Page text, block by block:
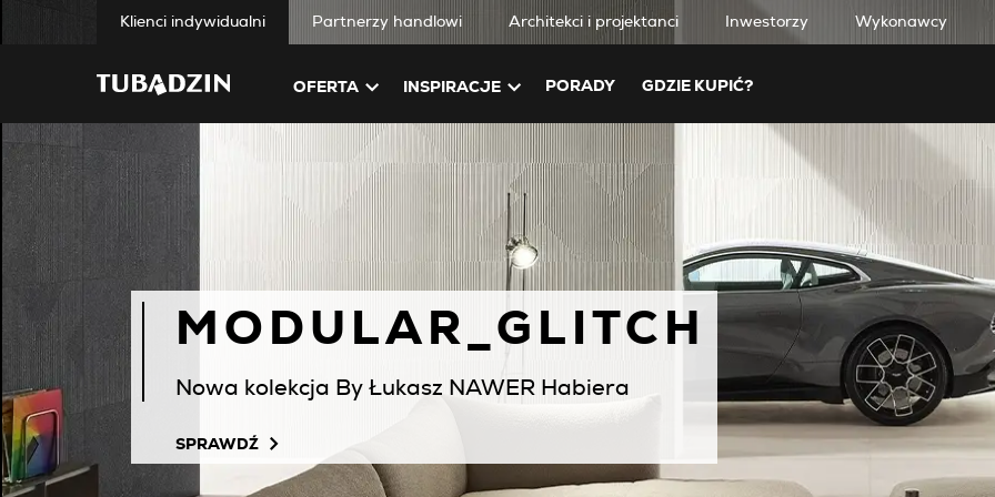
Klienci indywidualni Partnerzy handlowi Architekci i projektanci Inwestorzy Wykonawcy
OFERTA INSPIRACJE PORADY GDZIE KUPIĆ?
ECHO CELIO
Ciepło i chłód w nowoczesnym wydaniu.
SPRAWDŹ